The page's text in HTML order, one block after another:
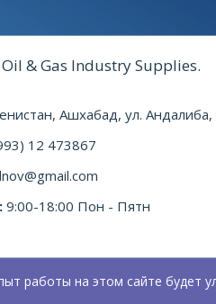
& Gas Industry Supplies.
Ашхабад, ул.
12 473867
9:00-18:00 Пон - Пятн
работы на этом сайте будет